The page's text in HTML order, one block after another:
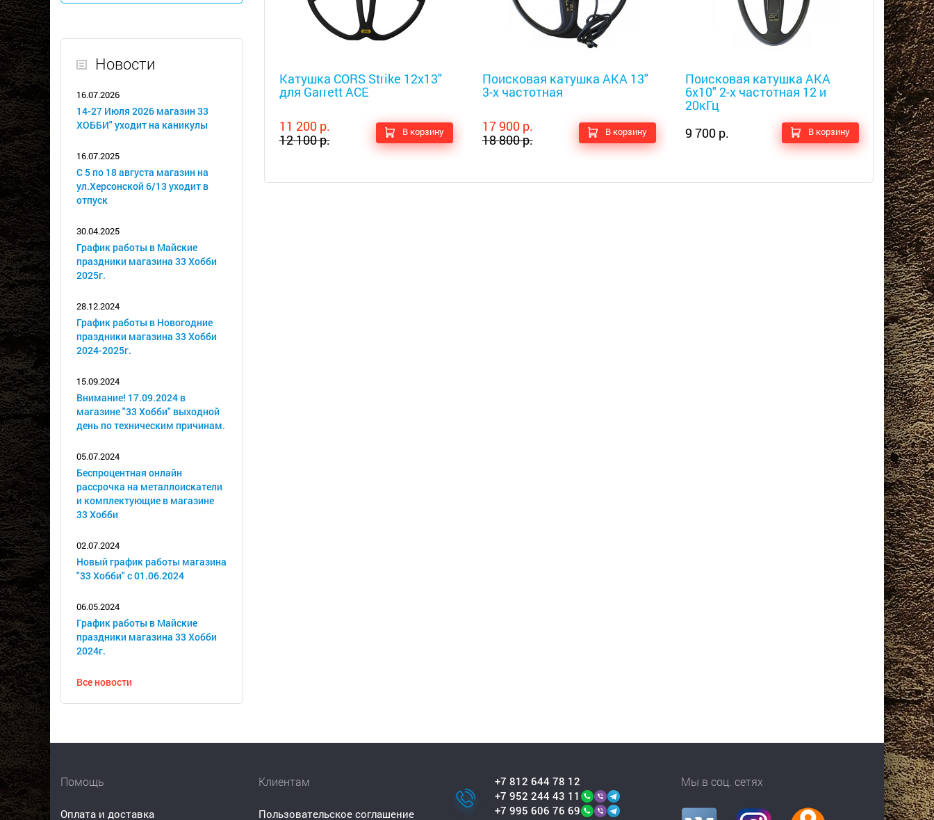
Новости
16.07.2026
14-27 Июля 2026 магазин 33
ХОББИ" уходит на каникулы
16.07.2025
С 5 по 18 августа магазин на
ул.Херсонской 6/13 уходит в
отпуск
30.04.2025
График работы в Майские
праздники магазина 33 Хобби
2025г.
28.12.2024
График работы в Новогодние
праздники магазина 33 Хобби
2024-2025г.
15.09.2024
Внимание! 17.09.2024 в
магазине "33 Хобби" выходной
день по техническим причинам.
05.07.2024
Беспроцентная онлайн
рассрочка на металлоискатели
и комплектующие в магазине
33 Хобби
02.07.2024
Новый график работы магазина
"33 Хобби" с 01.06.2024
06.05.2024
График работы в Майские
праздники магазина 33 Хобби
2024г.
Все новости
Катушка CORS Strike 12x13"
для Garrett ACE
11 200 р.
12 100 р.
В корзину
Поисковая катушка АКА 13"
3-х частотная
17 900 р.
18 800 р.
В корзину
Поисковая катушка АКА
6х10" 2-х частотная 12 и
20кГц
9 700 р.
В корзину
6х10"
6 900 р.
Помощь
Оплата и доставка
Клиентам
Пользовательское соглашение
+7 812 644 78 12
+7 952 244 43 11
+7 995 606 76 69
Мы в соц. сетях